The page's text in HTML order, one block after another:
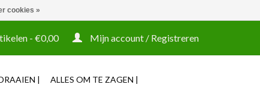
- €0,00 Mijn account / Registreren
|
ALLES OM TE ZAGEN |
cookies »ook machines Zakelijke login mogelijk